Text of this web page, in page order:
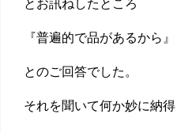
とお訊ねしたところ
『普遍的で品があるから』
とのご回答でした。
それを聞いて何か妙に納得